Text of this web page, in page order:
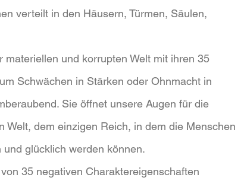
verteilt in den Häusern, Türmen, Säulen,
und korrupten Welt mit ihren 35
Schwächen in Stärken oder Ohnmacht in
Sie öffnet unsere Augen für die
dem einzigen Reich, in dem die Menschen
glücklich werden können.
35 negativen Charaktereigenschaften